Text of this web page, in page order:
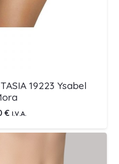
19223 Ysabel
€ I.V.A.